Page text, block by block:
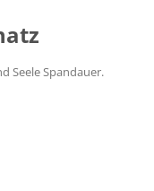
Seele Spandauer.